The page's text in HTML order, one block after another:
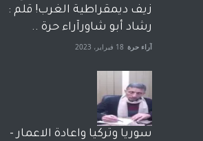
زيف ديمقراطية الغرب! قلم :
رشاد أبو شاورآراء حرة ..
آراء حرة 18 فبراير، 2023
سوريا وتركيا واعادة الاعمار -